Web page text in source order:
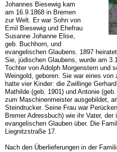
Johannes Biesewig kam
am 16.9.1868 in Bremen
zur Welt. Er war Sohn von
Emil Biesewig und Ehefrau
Susanne Johanne Elise,
geb. Buchhorn, und
evangelischen Glaubens. 1897
Sie, jüdischen Glaubens, wurde am
Tochter von Adolph Morgenstern und
Weingold, geboren. Sie war eines
hatte vier Kinder: die Zwillinge
Mathilde (geb. 1901) und Antonie
zum Maschinenmeister ausgebildet,
Steindrucker. Seine Frau war
Bremer Adressbuch) wie ihr Vater,
evangelischen Glauben über. Die
Liegnitzstraße 17.
Nach den Überlieferungen in der